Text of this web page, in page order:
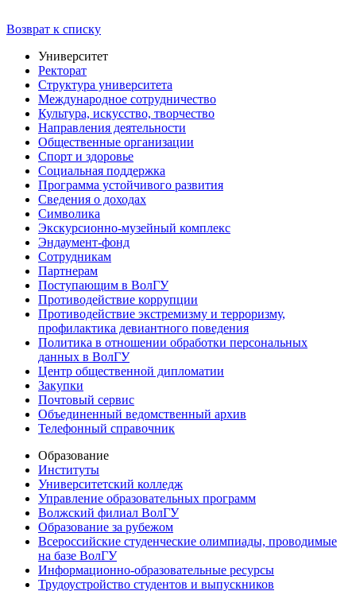
Возврат к списку
Университет
Ректорат
Структура университета
Международное сотрудничество
Культура, искусство, творчество
Направления деятельности
Общественные организации
Спорт и здоровье
Социальная поддержка
Программа устойчивого развития
Сведения о доходах
Символика
Экскурсионно-музейный комплекс
Эндаумент-фонд
Сотрудникам
Партнерам
Поступающим в ВолГУ
Противодействие коррупции
Противодействие экстремизму и терроризму,
профилактика девиантного поведения
Политика в отношении обработки персональных
данных в ВолГУ
Центр общественной дипломатии
Закупки
Почтовый сервис
Объединенный ведомственный архив
Телефонный справочник
Образование
Институты
Университетский колледж
Управление образовательных программ
Волжский филиал ВолГУ
Образование за рубежом
Всероссийские студенческие олимпиады, проводимые
на базе ВолГУ
Информационно-образовательные ресурсы
Трудоустройство студентов и выпускников